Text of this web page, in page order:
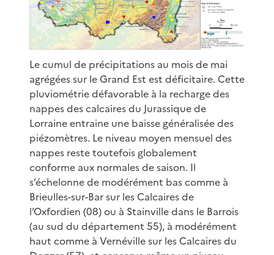
Le cumul de précipitations au mois de mai
agrégées sur le Grand Est est déficitaire. Cette
pluviométrie défavorable à la recharge des
nappes des calcaires du Jurassique de
Lorraine entraine une baisse généralisée des
piézomètres. Le niveau moyen mensuel des
nappes reste toutefois globalement
conforme aux normales de saison. Il
s’échelonne de modérément bas comme à
Brieulles-sur-Bar sur les Calcaires de
l’Oxfordien (08) ou à Stainville dans le Barrois
(au sud du département 55), à modérément
haut comme à Vernéville sur les Calcaires du